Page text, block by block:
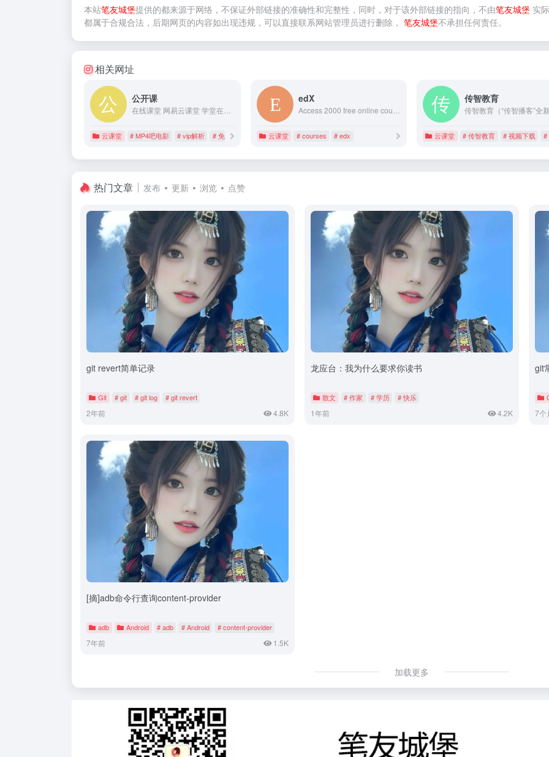
本站笔友城堡提供的都来源于网络，不保证外部链接的准确性和完整性，同时，对于该外部链接的指向，不由笔友城堡 实
都属于合规合法，后期网页的内容如出现违规，可以直接联系网站管理员进行删除， 笔友城堡不承担任何责任。
相关网址
公开课
云课堂 # MP4吧电影 # vip解析 # 免费小说
edX
云课堂 # courses # edx
传智教育
云课堂 # 传智教育 # 视频下载 #
热门文章 发布 更新 浏览 点赞
git revert简单记录
Git # git # git log # git revert
2年前 4.8K
龙应台：我为什么要求你读书
散文 # 作家 # 学历 # 快乐
1年前 4.2K
git
7个
[摘]adb命令行查询content-provider
adb Android # adb # Android # content-provider
7年前 1.5K
加载更多